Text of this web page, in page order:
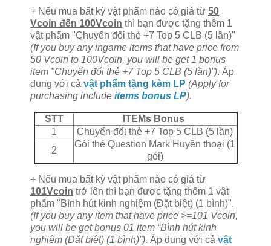
+ Nếu mua bất kỳ vật phẩm nào có giá từ 50
Vcoin đến 100Vcoin thì bạn được tặng thêm 1
vật phẩm "Chuyển đổi thẻ +7 Top 5 CLB (5 lần)"
(If you buy any ingame items that have price from
50 Vcoin to 100Vcoin, you will be get 1 bonus
item "Chuyển đổi thẻ +7 Top 5 CLB (5 lần)”). Áp
dụng với cả vật phẩm tặng kèm LP (Apply for
purchasing include items bonus LP).
STT
ITEMs Bonus
1
Chuyển đổi thẻ +7 Top 5 CLB (5 lần)
2
Gói thẻ Question Mark Huyền thoại (1
gói)
+ Nếu mua bất kỳ vật phẩm nào có giá từ
101Vcoin trở lên thì bạn được tặng thêm 1 vật
phẩm "Bình hút kinh nghiệm (Đặt biệt) (1 bình)".
(If you buy any item that have price >=101 Vcoin,
you will be get bonus 01 item “Bình hút kinh
nghiệm (Đặt biệt) (1 bình)”). Áp dụng với cả vật